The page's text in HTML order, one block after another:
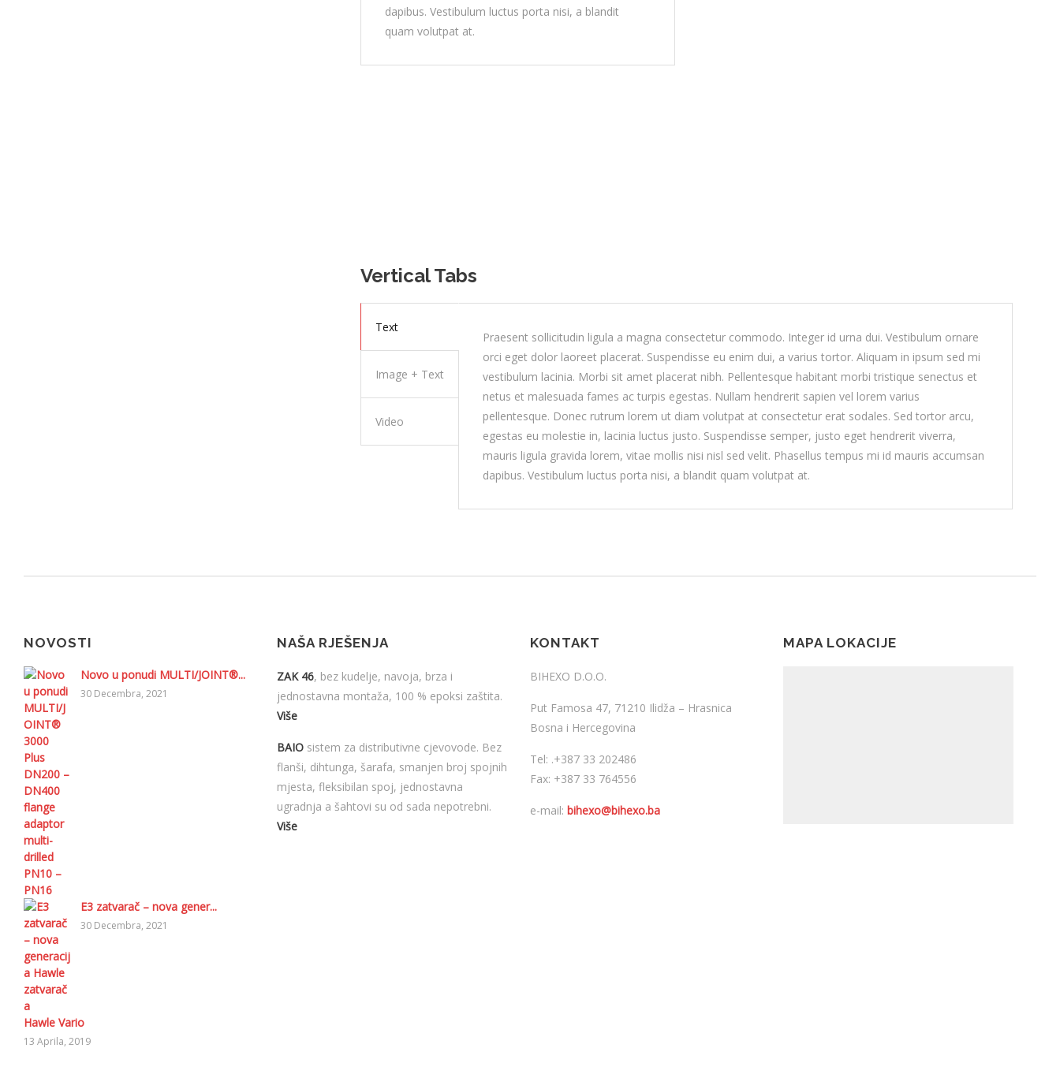
dapibus. Vestibulum luctus porta nisi, a blandit
quam volutpat at.
Vertical Tabs
Text
Image + Text
Video
Praesent sollicitudin ligula a magna consectetur commodo. Integer id urna dui. Vestibulum ornare
orci eget dolor laoreet placerat. Suspendisse eu enim dui, a varius tortor. Aliquam in ipsum sed mi
vestibulum lacinia. Morbi sit amet placerat nibh. Pellentesque habitant morbi tristique senectus et
netus et malesuada fames ac turpis egestas. Nullam hendrerit sapien vel lorem varius
pellentesque. Donec rutrum lorem ut diam volutpat at consectetur erat sodales. Sed tortor arcu,
egestas eu molestie in, lacinia luctus justo. Suspendisse semper, justo eget hendrerit viverra,
mauris ligula gravida lorem, vitae mollis nisi nisl sed velit. Phasellus tempus mi id mauris accumsan
dapibus. Vestibulum luctus porta nisi, a blandit quam volutpat at.
NOVOSTI
Novo u ponudi MULTI/JOINT®...
30 Decembra, 2021
E3 zatvarač – nova gener...
30 Decembra, 2021
Hawle Vario
13 Aprila, 2019
NAŠA RJEŠENJA
ZAK 46, bez kudelje, navoja, brza i
jednostavna montaža, 100 % epoksi zaštita.
Više
BAIOsistem za distributivne cjevovode. Bez
flanši, dihtunga, šarafa, smanjen broj spojnih
mjesta, fleksibilan spoj, jednostavna
ugradnja a šahtovi su od sada nepotrebni.
Više
KONTAKT
BIHEXO D.O.O.
Put Famosa 47, 71210 Ilidža – Hrasnica
Bosna i Hercegovina
Tel: .+387 33 202486
Fax: +387 33 764556
e-mail: bihexo@bihexo.ba
MAPA LOKACIJE